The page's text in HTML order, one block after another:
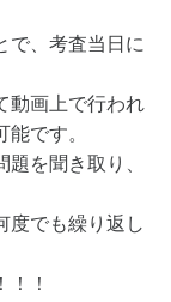
で、考査当日に
動画上で行われ
です。
を聞き取り、
度でも繰り返し
！